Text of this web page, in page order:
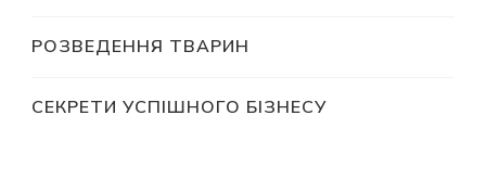
РОЗВЕДЕННЯ ТВАРИН
СЕКРЕТИ УСПІШНОГО БІЗНЕСУ